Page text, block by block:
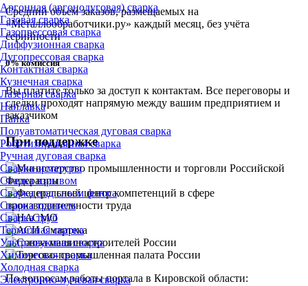
Аргонная (аргонодуговая) сварка
Газовая сварка
Газопрессовая сварка
Диффузионная сварка
Дугопрессовая сварка
Контактная сварка
Кузнечная сварка
Лазерная сварка
Наплавка
Пайка
Полуавтоматическая дуговая сварка
Роботизированная сварка
Ручная дуговая сварка
Сварка арматуры
Сварка взрывом
Сварка под слоем флюса
Сварка трением
Сварка труб
Термитная сварка
Ультразвуковая сварка
Химическая сварка
Холодная сварка
Электронно-лучевая сварка
Средний объём заказов, размещаемых на
«Металлообработчики.ру» каждый месяц, без учёта
серийности
0% комиссия
Вы платите только за доступ к контактам. Все переговоры и
сделки проходят напрямую между вашим предприятием и
заказчиком
При поддержке
По вопросам работы портала в Кировской области: